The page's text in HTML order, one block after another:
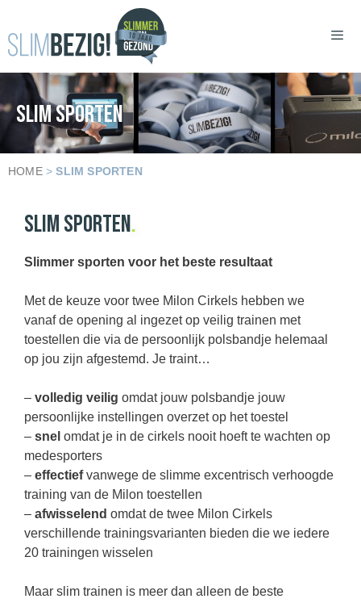
SLIM SPORTEN
HOME>SLIM SPORTEN
SLIM SPORTEN.
Slimmer sporten voor het beste resultaat
Met de keuze voor twee Milon Cirkels hebben we
vanaf de opening al ingezet op veilig trainen met
toestellen die via de persoonlijk polsbandje helemaal
op jou zijn afgestemd. Je traint…
– volledig veilig omdat jouw polsbandje jouw
persoonlijke instellingen overzet op het toestel
– snel omdat je in de cirkels nooit hoeft te wachten op
medesporters
– effectiefvanwege de slimme excentrisch verhoogde
training van de Milon toestellen
– afwisselend omdat de twee Milon Cirkels
verschillende trainingsvarianten bieden die we iedere
20 trainingen wisselen
Maar slim trainen is meer dan alleen de beste